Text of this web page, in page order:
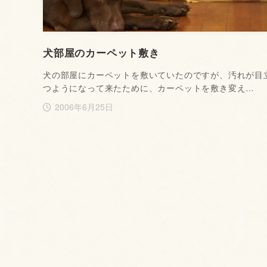
犬部屋のカーペット敷き
犬の部屋にカーペットを敷いていたのですが、汚れが目
つようになって来たために、カーペットを敷き変え…
2006年6月25日